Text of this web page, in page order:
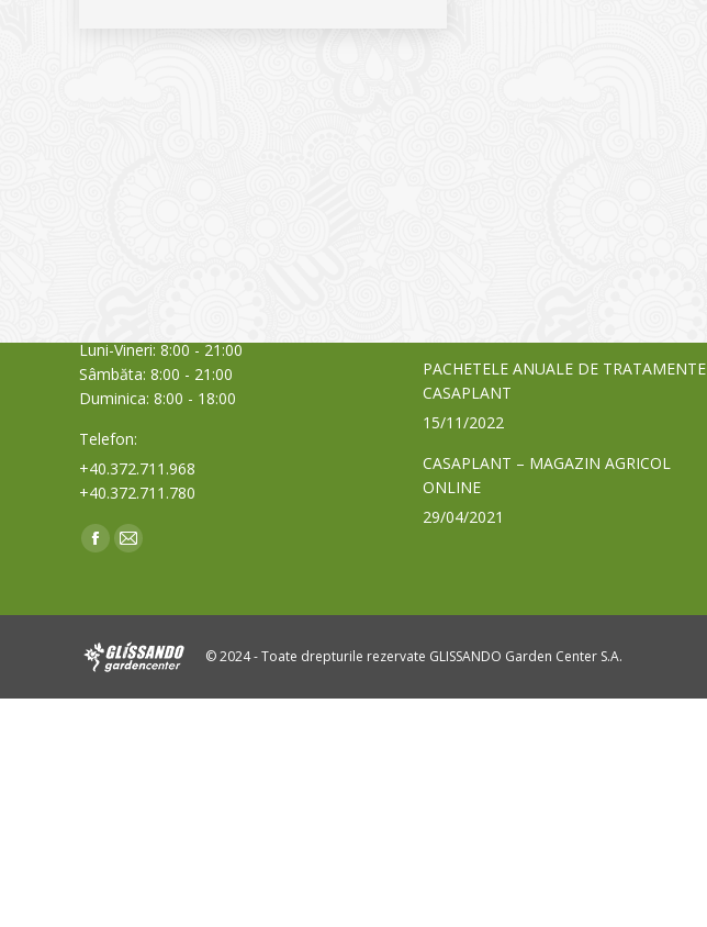
Luni-Vineri: 8:00 - 21:00
Sâmbăta: 8:00 - 21:00
Duminica: 8:00 - 18:00
Telefon:
+40.372.711.968
+40.372.711.780
Find us on:
Facebook
new
Mail
new
PACHETELE ANUALE DE TRATAMENTE
CASAPLANT
15/11/2022
CASAPLANT – MAGAZIN AGRICOL
ONLINE
29/04/2021
© 2024 - Toate drepturile rezervate GLISSANDO Garden Center S.A.